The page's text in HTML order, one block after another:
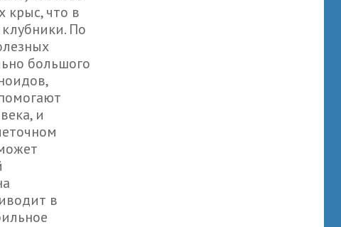
крыс, что в
По
большого
и
в